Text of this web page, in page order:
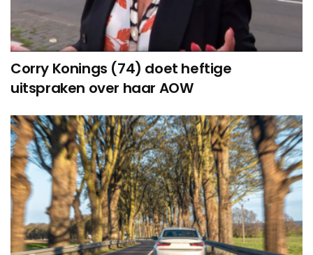
Corry Konings (74) doet heftige
uitspraken over haar AOW